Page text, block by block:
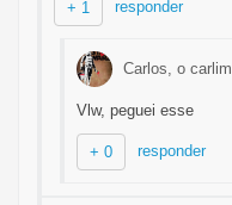
+ 1 responder
Carlos, o carlim
Vlw, peguei esse
+ 0 responder